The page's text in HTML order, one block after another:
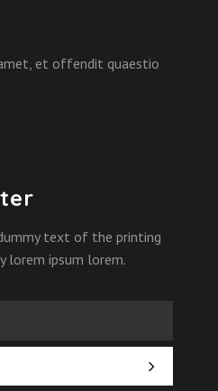
et offendit quaestio
text of the printing
lorem ipsum lorem.